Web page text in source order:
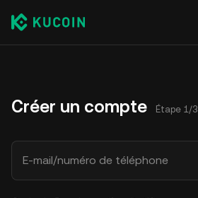
Créer un compte Étape 1/3
E-mail/numéro de téléphone